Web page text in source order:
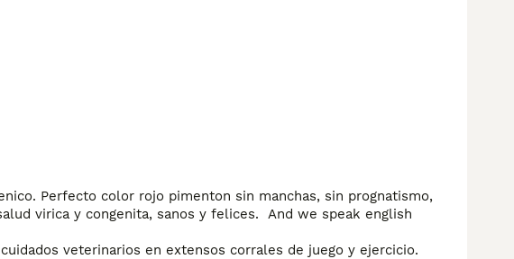
Perfecto color rojo pimenton sin manchas, sin prognatismo,
veterinarios en extensos corrales de juego y ejercicio.